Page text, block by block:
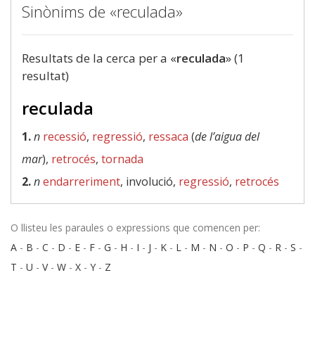
Sinònims de «reculada»
Resultats de la cerca per a «reculada» (1
resultat)
reculada
1.n recessió, regressió, ressaca (de l’aigua del
mar), retrocés, tornada
2.nendarreriment, involució, regressió, retrocés
O llisteu les paraules o expressions que comencen per:
A - B - C - D - E - F - G - H - I - J - K - L - M - N - O - P - Q - R - S -
T - U - V- W - X - Y - Z